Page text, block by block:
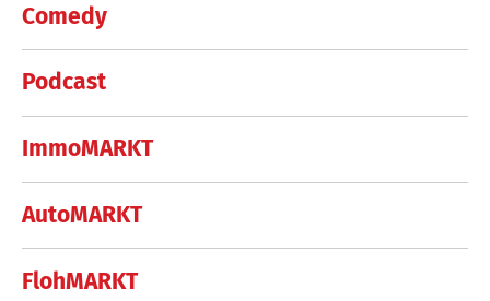
Comedy
Podcast
ImmoMARKT
AutoMARKT
FlohMARKT